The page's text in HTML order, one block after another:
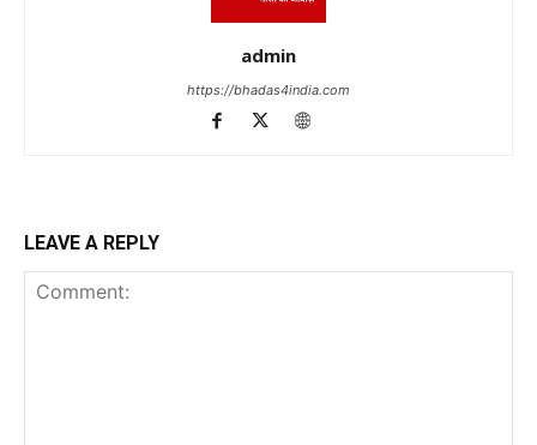
admin
https://bhadas4india.com
LEAVE A REPLY